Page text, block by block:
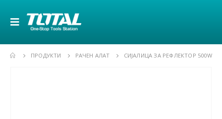
ПРОДУКТИ РАЧЕН АЛАТ СИЈАЛИЦА ЗА РЕФЛЕКТОР 500W